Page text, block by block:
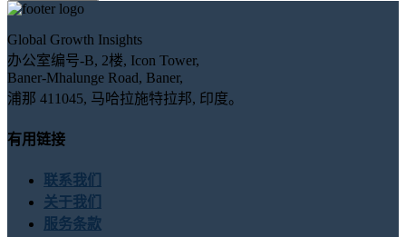
Global Growth Insights
办公室编号-B, 2楼, Icon Tower,
Baner-Mhalunge Road, Baner,
浦那 411045, 马哈拉施特拉邦, 印度。
有用链接
联系我们
关于我们
服务条款